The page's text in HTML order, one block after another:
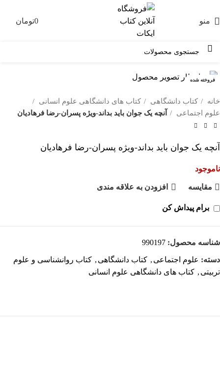
منو 0تومان
فروخته شده
خانه کتاب دانشگاهی
کتاب های دانشگاهی علوم انسانی
علوم اجتماعی
آنچه یک جوان باید بداند-ویژه پسران-رضا فرهادیان
آنچه یک جوان باید بداند-ویژه پسران-رضا فرهادیان
ناموجود
مقايسه افزودن به علاقه مندی
برام پیداش کن
شناسه محصول: 990197
دسته: علوم اجتماعی , کتاب دانشگاهی , کتاب روانشناسی و علوم
تربیتی , کتاب های دانشگاهی علوم انسانی